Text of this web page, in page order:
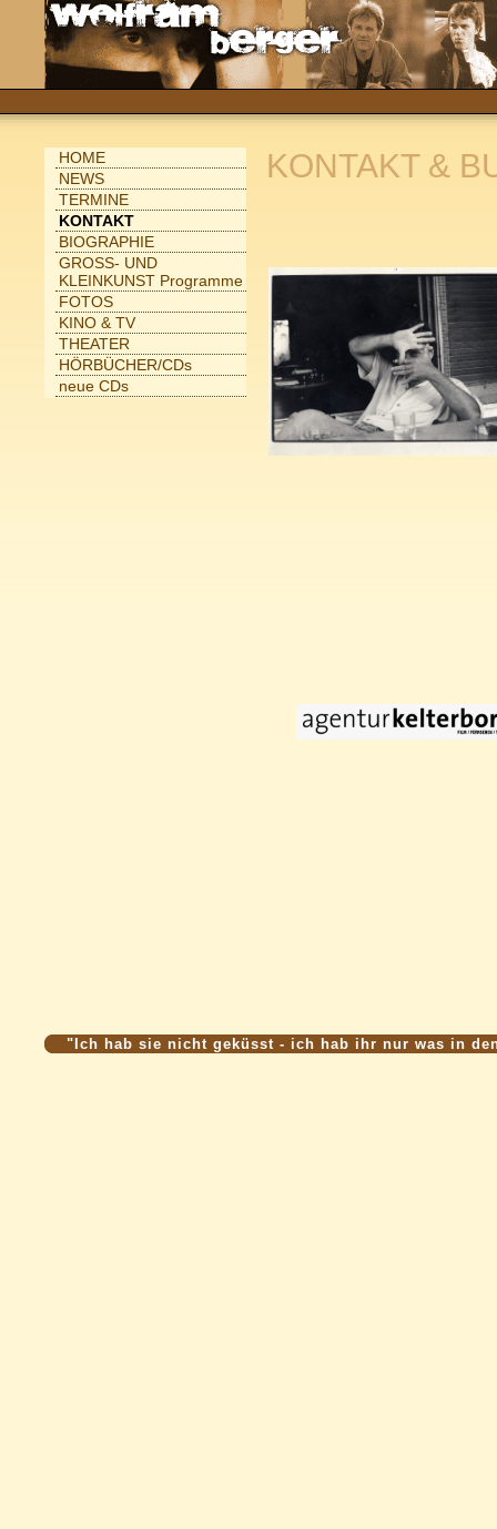
HOME
NEWS
TERMINE
KONTAKT
BIOGRAPHIE
GROSS- UND
KLEINKUNST Programme
FOTOS
KINO & TV
THEATER
HÖRBÜCHER/CDs
neue CDs
KONTAKT &
"Ich hab sie nicht geküsst - ich hab ihr nur was in